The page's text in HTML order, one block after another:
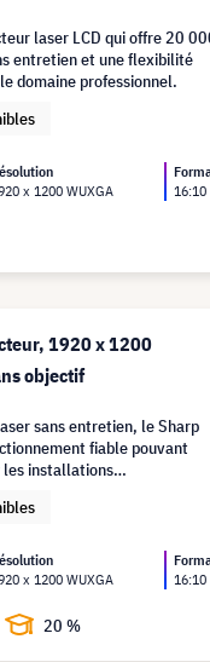
laser LCD qui offre 20
entretien et une flexibilité
domaine professionnel.
x 1200 WUXGA
16:10
1920 x 1200
objectif
sans entretien, le Sharp
fiable pouvant
installations
x 1200 WUXGA
16:10
20 %